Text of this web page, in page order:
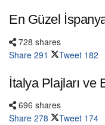
En Güzel
728 shares
Share 291 Tweet 182
İtalya Plajları ve
696 shares
Share 278 Tweet 174